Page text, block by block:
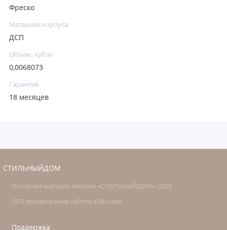
Фреско
Материал корпуса
ДСП
Объем, куб.м
0,0068073
Гарантия
18 месяцев
СТИЛЬНЫЙДОМ
Интернет-магазин мебели «СТИЛЬНЫЙДОМ» 2025
SEO продвижение сайтов в Москве
Поддержка